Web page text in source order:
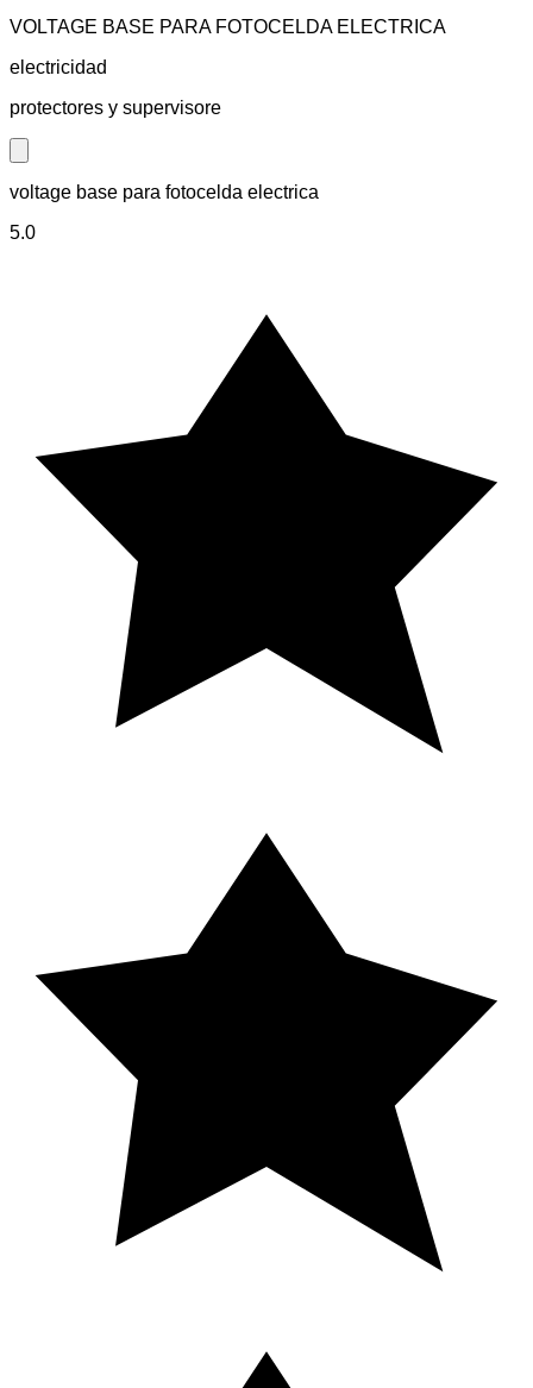
VOLTAGE BASE PARA FOTOCELDA ELECTRICA
electricidad
protectores y supervisore
Close modal
voltage base para fotocelda electrica
5.0